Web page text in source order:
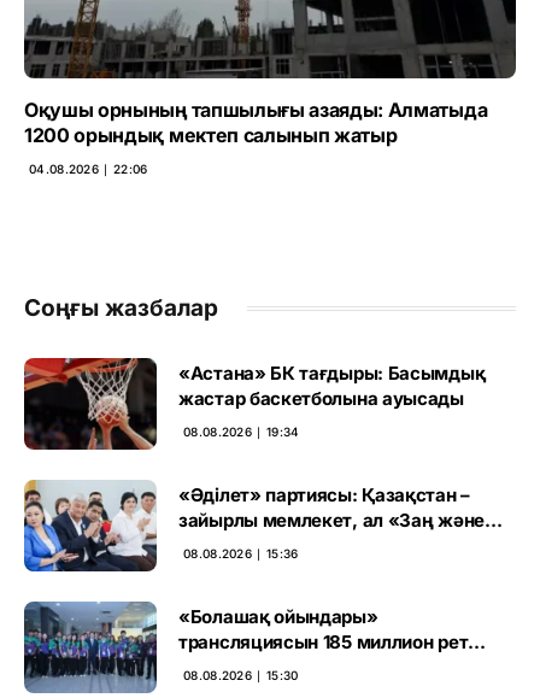
Оқушы орнының тапшылығы азаяды: Алматыда
1200 орындық мектеп салынып жатыр
04.08.2026 ∣ 22:06
Соңғы жазбалар
«Астана» БК тағдыры: Басымдық
жастар баскетболына ауысады
08.08.2026 ∣ 19:34
«Әділет» партиясы: Қазақстан –
зайырлы мемлекет, ал «Заң және
тәртіп» қағидаты баршаға міндетті
08.08.2026 ∣ 15:36
«Болашақ ойындары»
трансляциясын 185 миллион рет
көрген
08.08.2026 ∣ 15:30